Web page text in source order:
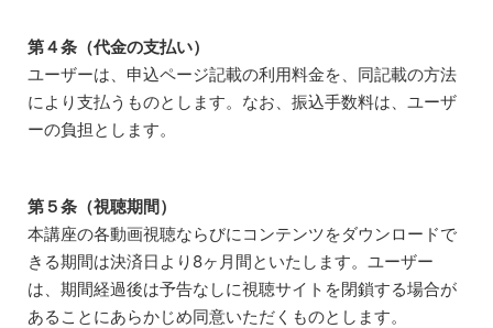
第４条（代金の支払い）
ユーザーは、申込ページ記載の利用料金を、同記載の方法
により支払うものとします。なお、振込手数料は、ユーザ
ーの負担とします。
第５条（視聴期間）
本講座の各動画視聴ならびにコンテンツをダウンロードで
きる期間は決済日より8ヶ月間といたします。ユーザー
は、期間経過後は予告なしに視聴サイトを閉鎖する場合が
あることにあらかじめ同意いただくものとします。